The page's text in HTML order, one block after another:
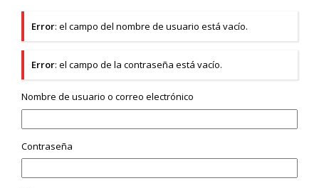
Error: el campo del nombre de usuario está vacío.
Error: el campo de la contraseña está vacío.
Nombre de usuario o correo electrónico
Contraseña